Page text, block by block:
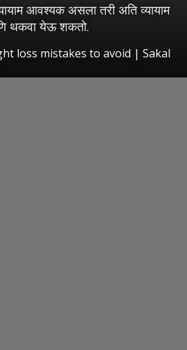
आवश्यक असला तरी अति व्यायाम
थकवा येऊ शकतो.
loss mistakes to avoid | Sakal